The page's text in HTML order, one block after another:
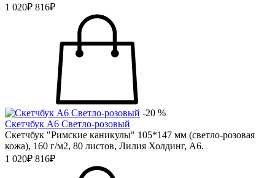
1 020₽ 816₽
-20 %
Скетчбук А6 Светло-розовый
Скетчбук "Римские каникулы" 105*147 мм (светло-розовая
кожа), 160 г/м2, 80 листов, Лилия Холдинг, А6.
1 020₽ 816₽